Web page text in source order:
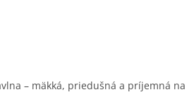
– mäkká, priedušná a príjemná na